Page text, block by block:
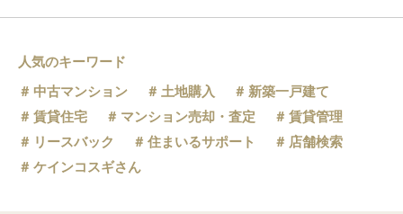
人気のキーワード
中古マンション
土地購入
新築一戸建て
賃貸住宅
マンション売却・査定
賃貸管理
リースバック
住まいるサポート
店舗検索
ケインコスギさん